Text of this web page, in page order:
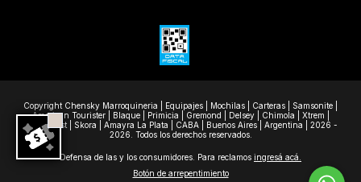
Copyright Chensky Marroquineria | Equipajes | Mochilas | Carteras | Samsonite |
American Tourister | Blaque | Primicia | Gremond | Delsey | Chimola | Xtrem |
Wanderlast | Skora | Amayra La Plata | CABA | Buenos Aires | Argentina | 2026 -
2026. Todos los derechos reservados.
Defensa de las y los consumidores. Para reclamos ingresá acá.
Botón de arrepentimiento